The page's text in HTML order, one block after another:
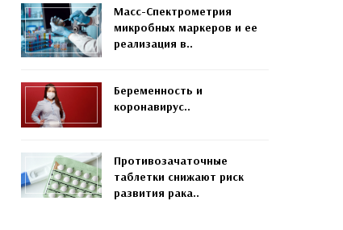
Масс-Спектрометрия
микробных маркеров и ее
реализация в..
Беременность и
коронавирус..
Противозачаточные
таблетки снижают риск
развития рака..